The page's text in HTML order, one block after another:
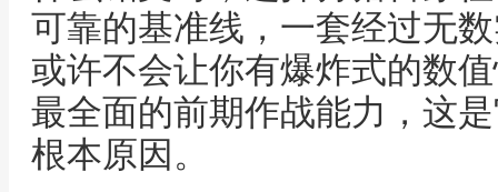
可靠的基准线，一套经过无
或许不会让你有爆炸式的数
最全面的前期作战能力，这
根本原因。